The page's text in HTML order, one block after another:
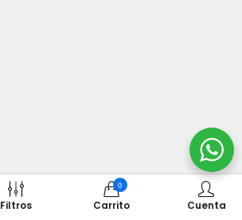
Filtros
0
Carrito Cuenta